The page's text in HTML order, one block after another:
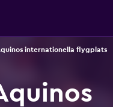
internationella flygplats